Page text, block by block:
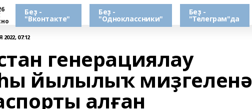
Беҙ -
"Вконтакте"
Беҙ -
"Одноклассники"
Беҙ -
"Телеграм"да
07:12
генерациялау
йылылыҡ миҙгеленә
алған